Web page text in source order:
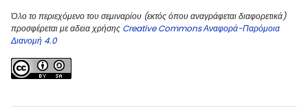
Όλο το περιεχόμενο του σεμιναρίου (εκτός όπου αναγράφεται διαφορετικά)
προσφέρεται με αδεια χρήσης Creative Commons Αναφορά-Παρόμοια
Διανομή 4.0